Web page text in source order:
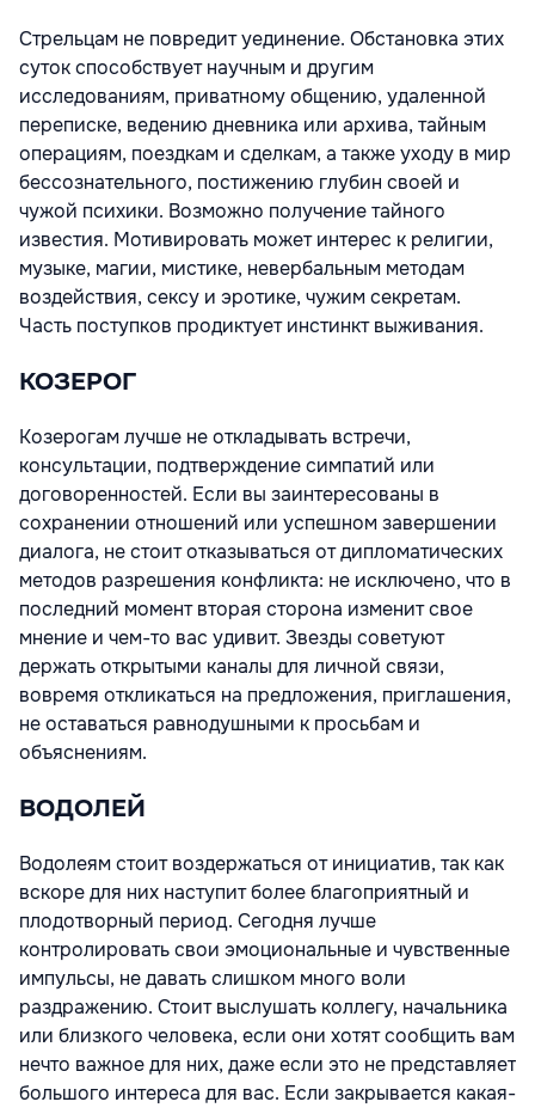
Стрельцам не повредит уединение. Обстановка этих
суток способствует научным и другим
исследованиям, приватному общению, удаленной
переписке, ведению дневника или архива, тайным
операциям, поездкам и сделкам, а также уходу в мир
бессознательного, постижению глубин своей и
чужой психики. Возможно получение тайного
известия. Мотивировать может интерес к религии,
музыке, магии, мистике, невербальным методам
воздействия, сексу и эротике, чужим секретам.
Часть поступков продиктует инстинкт выживания.
КОЗЕРОГ
Козерогам лучше не откладывать встречи,
консультации, подтверждение симпатий или
договоренностей. Если вы заинтересованы в
сохранении отношений или успешном завершении
диалога, не стоит отказываться от дипломатических
методов разрешения конфликта: не исключено, что в
последний момент вторая сторона изменит свое
мнение и чем-то вас удивит. Звезды советуют
держать открытыми каналы для личной связи,
вовремя откликаться на предложения, приглашения,
не оставаться равнодушными к просьбам и
объяснениям.
ВОДОЛЕЙ
Водолеям стоит воздержаться от инициатив, так как
вскоре для них наступит более благоприятный и
плодотворный период. Сегодня лучше
контролировать свои эмоциональные и чувственные
импульсы, не давать слишком много воли
раздражению. Стоит выслушать коллегу, начальника
или близкого человека, если они хотят сообщить вам
нечто важное для них, даже если это не представляет
большого интереса для вас. Если закрывается какая-